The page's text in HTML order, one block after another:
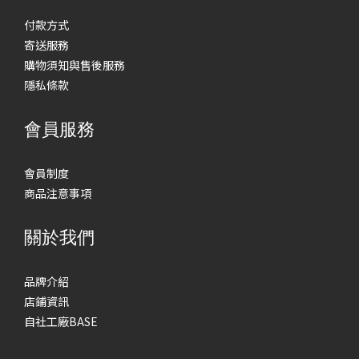
付款方式
寄送服務
購物須知與售後服務
隱私條款
會員服務
會員制度
商品注意事項
關於我們
品牌介紹
店鋪資訊
自社工廠BASE